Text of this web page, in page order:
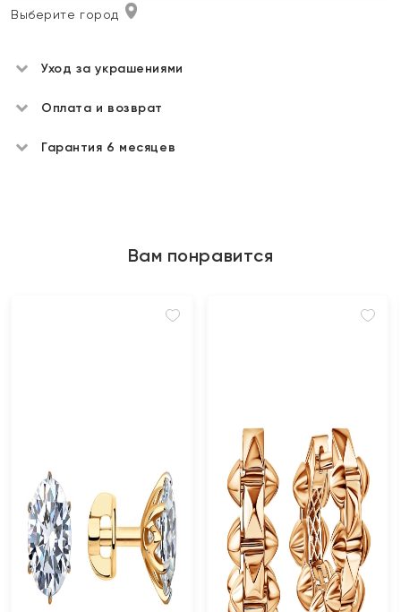
Выберите город
Уход за украшениями
Оплата и возврат
Гарантия 6 месяцев
Вам понравится